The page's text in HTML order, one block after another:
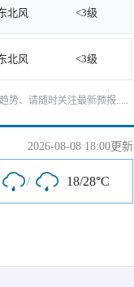
北风 <3级
北风 <3级
势、请随时关注最新预报.....
2026-08-08 18:00更新
/ 18/28°C